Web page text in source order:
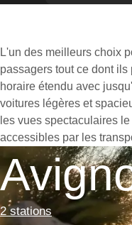
L'un des meilleurs choix
passagers tout ce dont
horaire étendu avec
voitures légères et
les vues spectaculaires
accessibles par les
2 stations